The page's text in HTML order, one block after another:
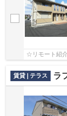
☆リモート紹
賃貸 | テラス ラ